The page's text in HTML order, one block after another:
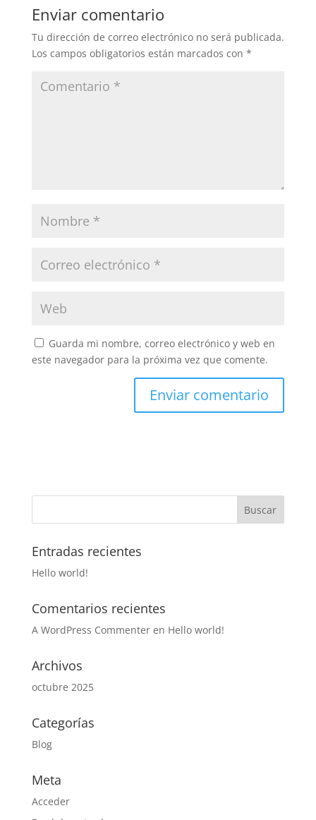
Enviar comentario
Tu dirección de correo electrónico no será publicada.
Los campos obligatorios están marcados con *
Guarda mi nombre, correo electrónico y web en
este navegador para la próxima vez que comente.
Entradas recientes
Hello world!
Comentarios recientes
A WordPress Commenteren Hello world!
Archivos
octubre 2025
Categorías
Blog
Meta
Acceder